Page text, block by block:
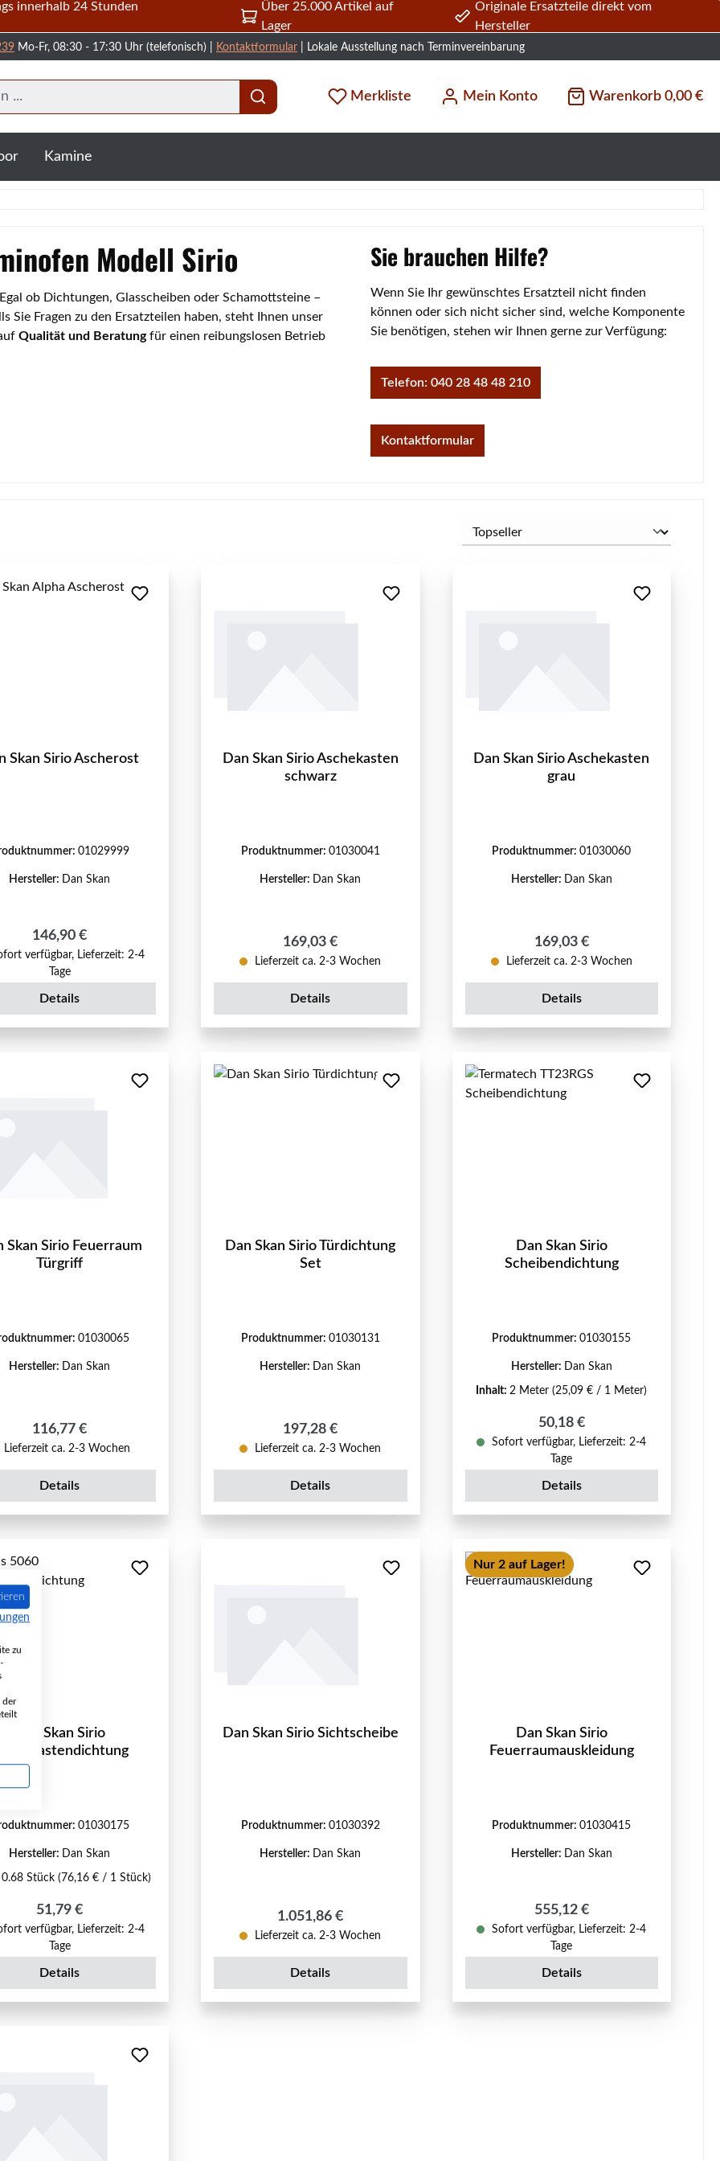
innerhalb 24 Stunden
Über 25.000 Artikel auf
Lager
Originale Ersatzteile direkt vom
Hersteller
Mo-Fr, 08:30 - 17:30 Uhr (telefonisch) | Kontaktformular | Lokale Ausstellung nach Terminvereinbarung
Merkliste Mein Konto Warenkorb 0,00 €
Kamine
Modell Sirio
ob Dichtungen, Glasscheiben oder Schamottsteine –
Sie Fragen zu den Ersatzteilen haben, steht Ihnen unser
Qualität und Beratungfür einen reibungslosen Betrieb
Sie brauchen Hilfe?
Wenn Sie Ihr gewünschtes Ersatzteil nicht finden
können oder sich nicht sicher sind, welche Komponente
Sie benötigen, stehen wir Ihnen gerne zur Verfügung:
Telefon: 040 28 48 48 210
Kontaktformular
Skan Sirio Ascherost
01029999
Hersteller: Dan Skan
Regulärer Preis:
146,90 €
verfügbar, Lieferzeit: 2-4
Tage
Details
Dan Skan Sirio Aschekasten
schwarz
Produktnummer: 01030041
Hersteller: Dan Skan
Regulärer Preis:
169,03 €
Lieferzeit ca. 2-3 Wochen
Details
Dan Skan Sirio Aschekasten
grau
Produktnummer:01030060
Hersteller: Dan Skan
Regulärer Preis:
169,03 €
Lieferzeit ca. 2-3 Wochen
Details
Skan Sirio Feuerraum
Türgriff
01030065
Hersteller: Dan Skan
Regulärer Preis:
116,77 €
Lieferzeit ca. 2-3 Wochen
Details
Dan Skan Sirio Türdichtung
Set
Produktnummer: 01030131
Hersteller: Dan Skan
Regulärer Preis:
197,28 €
Lieferzeit ca. 2-3 Wochen
Details
Dan Skan Sirio
Scheibendichtung
Produktnummer:01030155
Hersteller: Dan Skan
Inhalt:2 Meter(25,09 € / 1 Meter)
Regulärer Preis:
50,18 €
Sofort verfügbar, Lieferzeit: 2-4
Tage
Details
Dan Skan Sirio
01030175
Hersteller: Dan Skan
0.68 Stück(76,16 € / 1 Stück)
Regulärer Preis:
51,79 €
verfügbar, Lieferzeit: 2-4
Tage
Details
Dan Skan Sirio Sichtscheibe
Produktnummer: 01030392
Hersteller: Dan Skan
Regulärer Preis:
1.051,86 €
Lieferzeit ca. 2-3 Wochen
Details
Nur 2 auf Lager!
Dan Skan Sirio
Feuerraumauskleidung
Produktnummer:01030415
Hersteller: Dan Skan
Regulärer Preis:
555,12 €
Sofort verfügbar, Lieferzeit: 2-4
Tage
Details
zu
der